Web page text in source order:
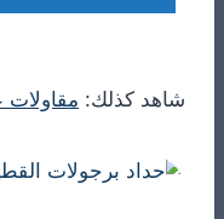
شاهد كذلك: مقاولات